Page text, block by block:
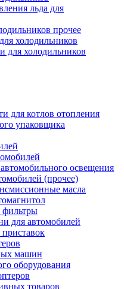
льда для
прочее
холодильников
для холодильников
для котлов отопления
упаковщика
освещения
(прочее)
масла
для автомобилей
машин
оборудования
товаров